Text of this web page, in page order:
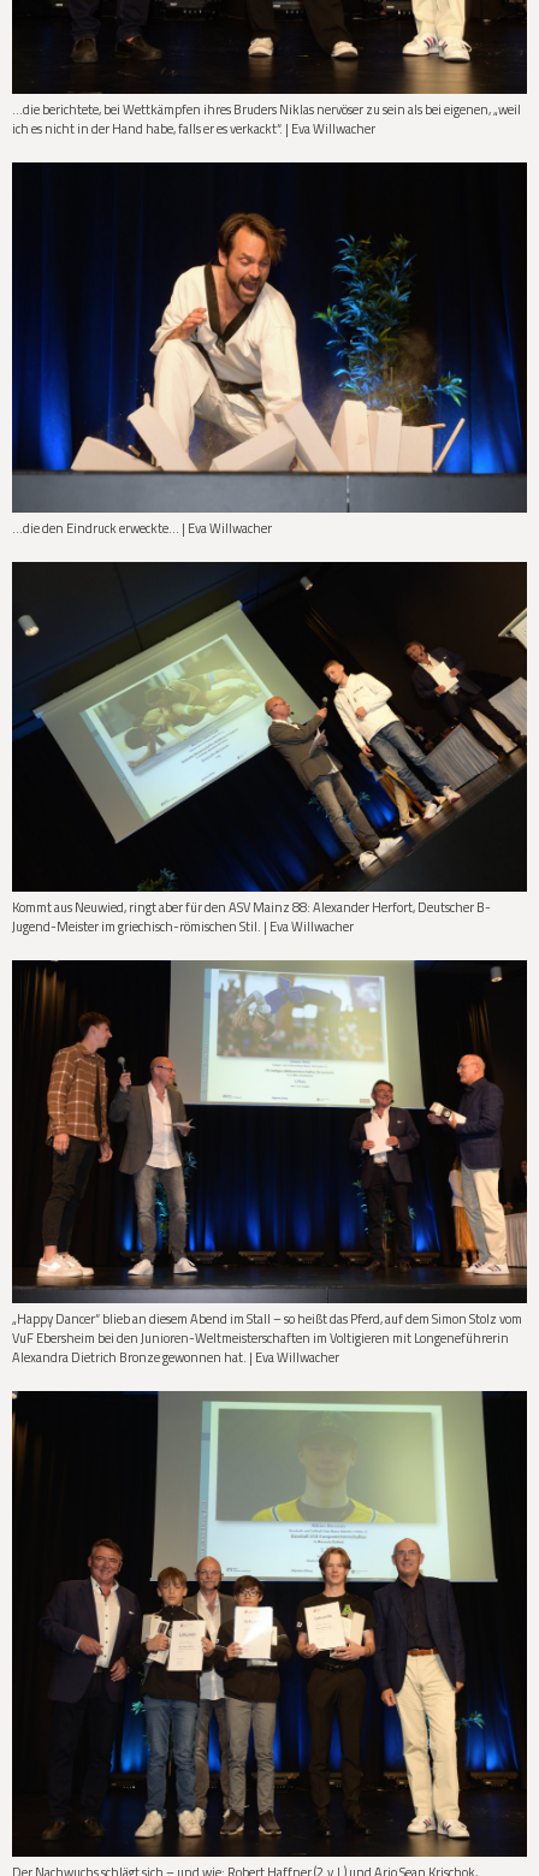
…die berichtete, bei Wettkämpfen ihres Bruders Niklas nervöser zu sein als bei eigenen, „weil
ich es nicht in der Hand habe, falls er es verkackt“. | Eva Willwacher
...die den Eindruck erweckte... | Eva Willwacher
Kommt aus Neuwied, ringt aber für den ASV Mainz 88: Alexander Herfort, Deutscher B-
Jugend-Meister im griechisch-römischen Stil. | Eva Willwacher
„Happy Dancer“ blieb an diesem Abend im Stall – so heißt das Pferd, auf dem Simon Stolz vom
VuF Ebersheim bei den Junioren-Weltmeisterschaften im Voltigieren mit Longeneführerin
Alexandra Dietrich Bronze gewonnen hat. | Eva Willwacher